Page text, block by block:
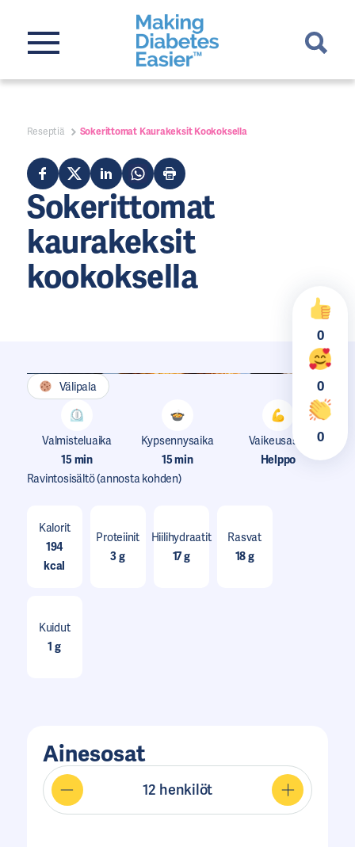
Reseptiä Sokerittomat Kaurakeksit Kookoksella
Sokerittomat
kaurakeksit
kookoksella
0
0
0
Välipala
Valmisteluaika
15 min
Kypsennysaika
15 min
Vaikeusaste
Helppo
Ravintosisältö(annosta kohden)
Kalorit
194
kcal
Proteiinit
3 g
Hiilihydraatit
17 g
Rasvat
18 g
Kuidut
1 g
Ainesosat
12 henkilöt